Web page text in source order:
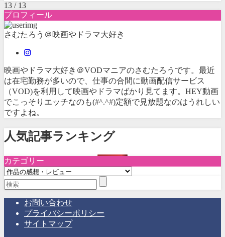
13 / 13
プロフィール
さむたろう＠映画やドラマ大好き
映画やドラマ大好き＠VODマニアのさむたろうです。最近
は在宅勤務が多いので、仕事の合間に動画配信サービス
（VOD)を利用して映画やドラマばかり見てます。HEY動画
でこっそりエッチなのも(#^.^#)定額で見放題なのはうれしい
ですよね。
人気記事ランキング
カテゴリー
カ
テ
ゴ
お問い合わせ
プライバシーポリシー
サイトマップ